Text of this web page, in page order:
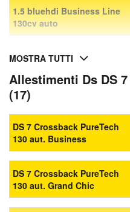
1.5 bluehdi Business Line
130cv auto
MOSTRA TUTTI
Allestimenti Ds DS
(17)
DS 7 Crossback PureTech
130 aut. Business
DS 7 Crossback PureTech
130 aut. Grand Chic